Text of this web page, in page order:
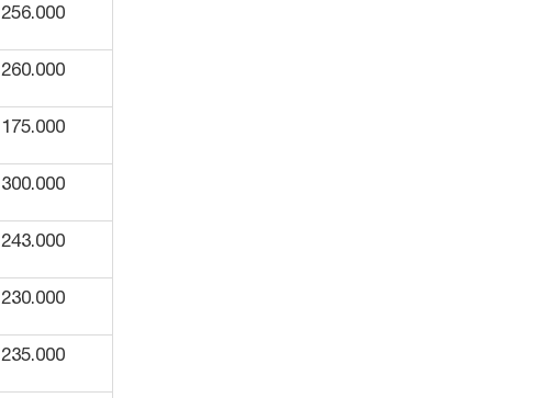
256.000
260.000
175.000
300.000
243.000
230.000
235.000